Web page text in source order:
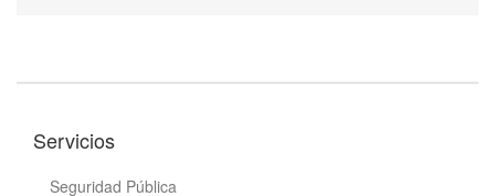
Servicios
Seguridad Pública